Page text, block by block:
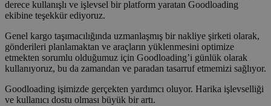
derece kullanışlı ve işlevsel bir platform yaratan Goodloading
ekibine teşekkür ediyoruz.
Genel kargo taşımacılığında uzmanlaşmış bir nakliye şirketi olarak,
gönderileri planlamaktan ve araçların yüklenmesini optimize
etmekten sorumlu olduğumuz için Goodloading’i günlük olarak
kullanıyoruz, bu da zamandan ve paradan tasarruf etmemizi sağlıyor.
Goodloading işimizde gerçekten yardımcı oluyor. Harika işlevselliği
ve kullanıcı dostu olması büyük bir artı.